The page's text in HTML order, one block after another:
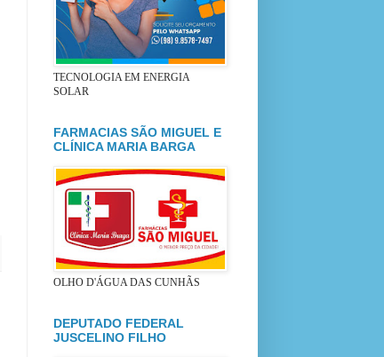
TECNOLOGIA EM ENERGIA
SOLAR
FARMACIAS SÃO MIGUEL E
CLÍNICA MARIA BARGA
OLHO D'ÁGUA DAS CUNHÃS
DEPUTADO FEDERAL
JUSCELINO FILHO